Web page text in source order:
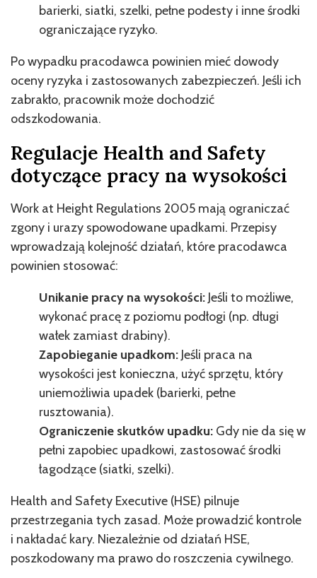
barierki, siatki, szelki, pełne podesty i inne środki
ograniczające ryzyko.
Po wypadku pracodawca powinien mieć dowody
oceny ryzyka i zastosowanych zabezpieczeń. Jeśli ich
zabrakło, pracownik może dochodzić
odszkodowania.
Regulacje Health and Safety
dotyczące pracy na wysokości
Work at Height Regulations 2005 mają ograniczać
zgony i urazy spowodowane upadkami. Przepisy
wprowadzają kolejność działań, które pracodawca
powinien stosować:
Unikanie pracy na wysokości: Jeśli to możliwe,
wykonać pracę z poziomu podłogi (np. długi
wałek zamiast drabiny).
Zapobieganie upadkom: Jeśli praca na
wysokości jest konieczna, użyć sprzętu, który
uniemożliwia upadek (barierki, pełne
rusztowania).
Ograniczenie skutków upadku: Gdy nie da się w
pełni zapobiec upadkowi, zastosować środki
łagodzące (siatki, szelki).
Health and Safety Executive (HSE) pilnuje
przestrzegania tych zasad. Może prowadzić kontrole
i nakładać kary. Niezależnie od działań HSE,
poszkodowany ma prawo do roszczenia cywilnego.